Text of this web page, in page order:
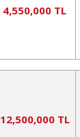
4,550,000 TL
12,500,000 TL